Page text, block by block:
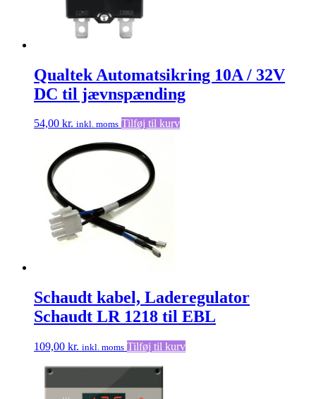
Qualtek Automatsikring 10A / 32V
DC til jævnspænding
54,00 kr. inkl. moms Tilføj til kurv
Schaudt kabel, Laderegulator
Schaudt LR 1218 til EBL
109,00 kr. inkl. moms Tilføj til kurv